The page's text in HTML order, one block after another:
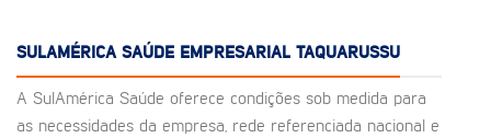
SULAMÉRICA SAÚDE EMPRESARIAL TAQUARUSSU
A SulAmérica Saúde oferece condições sob medida para
as necessidades da empresa, rede referenciada nacional e